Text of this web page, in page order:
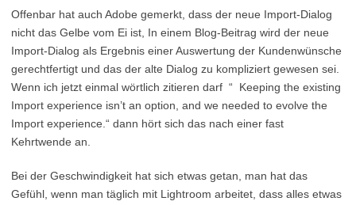
Offenbar hat auch Adobe gemerkt, dass der neue Import-Dialog
nicht das Gelbe vom Ei ist, In einem Blog-Beitrag wird der neue
Import-Dialog als Ergebnis einer Auswertung der Kundenwünsche
gerechtfertigt und das der alte Dialog zu kompliziert gewesen sei.
Wenn ich jetzt einmal wörtlich zitieren darf “ Keeping the existing
Import experience isn’t an option, and we needed to evolve the
Import experience.“ dann hört sich das nach einer fast
Kehrtwende an.
Bei der Geschwindigkeit hat sich etwas getan, man hat das
Gefühl, wenn man täglich mit Lightroom arbeitet, dass alles etwas